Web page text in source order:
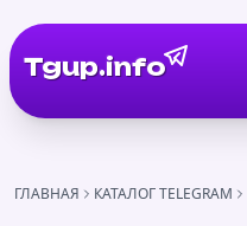
Tgup.info
ГЛАВНАЯ КАТАЛОГ TELEGRAM